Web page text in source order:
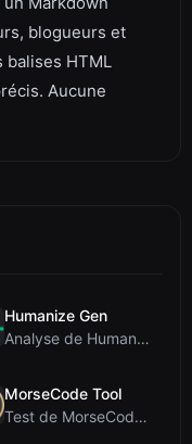
blogueurs et
balises HTML
Aucune
Humanize Gen
Analyse de Humanize Gen : Plongée au cœur de cet h...
MorseCode Tool
Test de MorseCode Tool : Convertisseur en ligne gr...